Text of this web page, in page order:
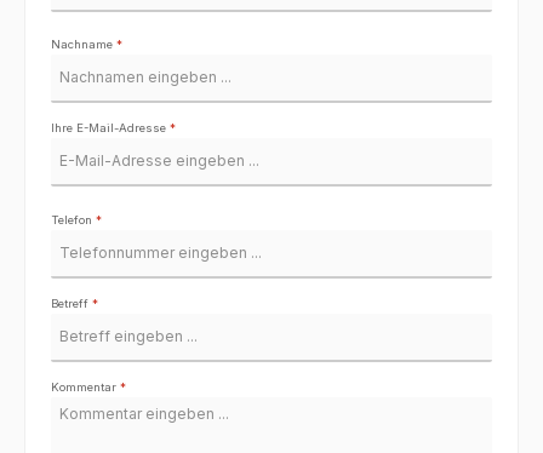
Nachname *
Ihre E-Mail-Adresse *
Telefon *
Betreff *
Kommentar *